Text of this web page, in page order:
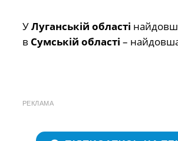
УЛуганській області
в Сумській області –
РЕКЛАМА